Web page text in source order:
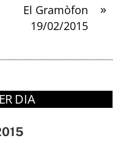
»
El Gramòfon
19/02/2015
DIA